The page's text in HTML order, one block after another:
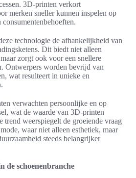
3D-printen verkort
merken sneller kunnen inspelen op
technologie de afhankelijkheid van
Dit biedt niet alleen
zorgt ook voor een snellere
Ontwerpers worden bevrijd van
wat resulteert in unieke en
verwachten persoonlijke en op
wat de waarde van 3D-printen
trend weerspiegelt de groeiende vraag
waar niet alleen esthetiek, maar
steeds belangrijker
de schoenenbranche